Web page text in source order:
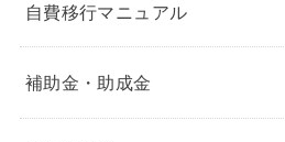
自費移行マニュアル
補助金・助成金